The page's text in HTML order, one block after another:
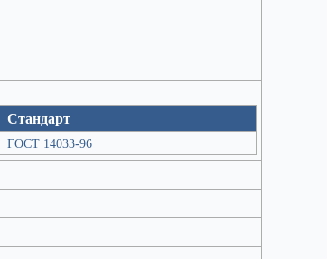
Стандарт
ГОСТ 14033-96